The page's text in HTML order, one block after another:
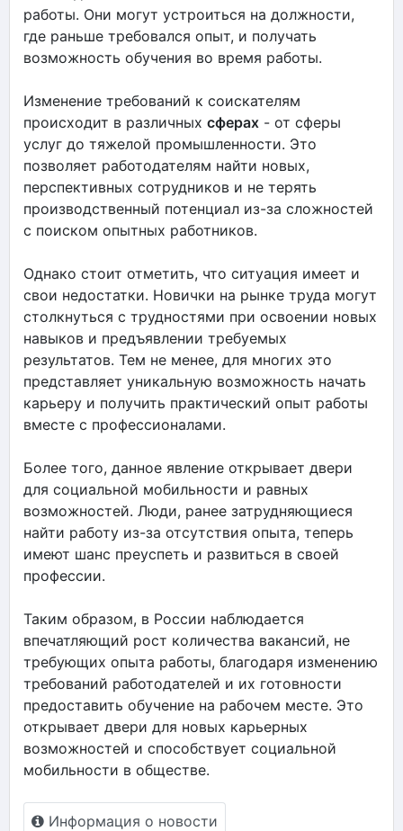
работы. Они могут устроиться на должности,
где раньше требовался опыт, и получать
возможность обучения во время работы.
Изменение требований к соискателям
происходит в различных сферах - от сферы
услуг до тяжелой промышленности. Это
позволяет работодателям найти новых,
перспективных сотрудников и не терять
производственный потенциал из-за сложностей
с поиском опытных работников.
Однако стоит отметить, что ситуация имеет и
свои недостатки. Новички на рынке труда могут
столкнуться с трудностями при освоении новых
навыков и предъявлении требуемых
результатов. Тем не менее, для многих это
представляет уникальную возможность начать
карьеру и получить практический опыт работы
вместе с профессионалами.
Более того, данное явление открывает двери
для социальной мобильности и равных
возможностей. Люди, ранее затрудняющиеся
найти работу из-за отсутствия опыта, теперь
имеют шанс преуспеть и развиться в своей
профессии.
Таким образом, в России наблюдается
впечатляющий рост количества вакансий, не
требующих опыта работы, благодаря изменению
требований работодателей и их готовности
предоставить обучение на рабочем месте. Это
открывает двери для новых карьерных
возможностей и способствует социальной
мобильности в обществе.
Информация о новости